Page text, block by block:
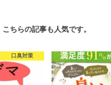
こちらの記事も人気です。
口臭対策